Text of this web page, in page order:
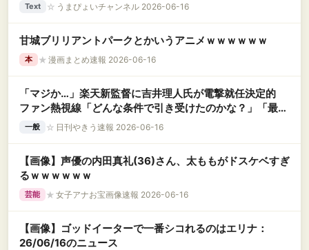
Text ☆ うまぴょいチャンネル 2026-06-16
甘城ブリリアントパークとかいうアニメｗｗｗｗｗｗ
本 ★ 漫画まとめ速報 2026-06-16
「マジか…」楽天新監督に吉井理人氏が電撃就任決定的
ファン熱視線「どんな条件で引き受けたのかな？」「最低
でも3年はお任せしてほしい」
一般 ☆ 日刊やきう速報 2026-06-16
【画像】声優の内田真礼(36)さん、太ももがドスケベすぎ
るｗｗｗｗｗｗ
芸能 ★ 女子アナお宝画像速報 2026-06-16
【画像】ゴッドイーターで一番シコれるのはエリナ：
26/06/16のニュース